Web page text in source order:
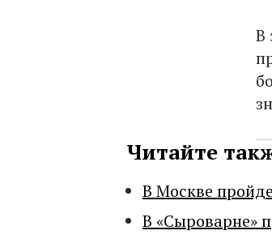
В
Читайте
В Москве
В «Сыроварне»